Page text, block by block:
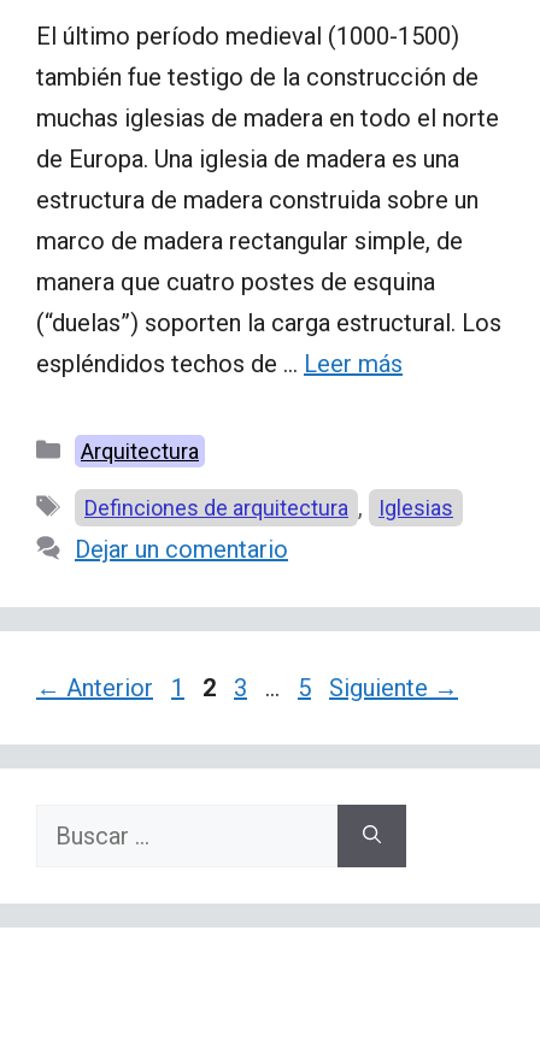
El último período medieval (1000-1500)
también fue testigo de la construcción de
muchas iglesias de madera en todo el norte
de Europa. Una iglesia de madera es una
estructura de madera construida sobre un
marco de madera rectangular simple, de
manera que cuatro postes de esquina
(“duelas”) soporten la carga estructural. Los
espléndidos techos de … Leer más
Categorías
Arquitectura
Etiquetas
Definciones de arquitectura , Iglesias
Dejar un comentario
← Anterior Página
1 Página
2 Página
3 … Página
5 Siguiente →
Buscar: